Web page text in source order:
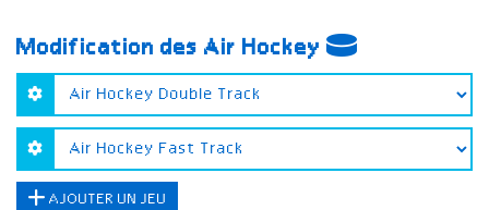
Modification des Air Hockey
AJOUTER UN JEU